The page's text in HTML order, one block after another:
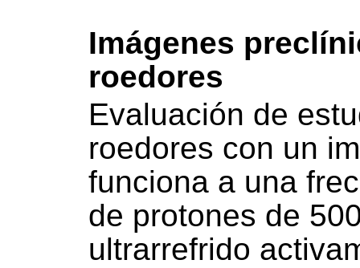
Imágenes
roedores
Evaluación de
roedores con un
funciona a una
de protones de
ultrarrefrido